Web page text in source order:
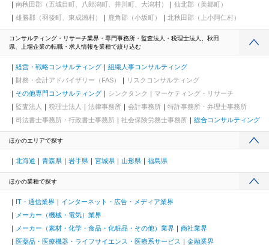
南秋田郡（五城目町、八郎潟町、井川町、大潟村）
仙北郡（美郷町）
雄勝郡（羽後町、東成瀬村）
鹿角郡（小坂町） 北秋田郡（上小阿仁村）
コンサルティング・リサーチ業界・専門事務所・監査法人・税理士法人、秋田
県、上場企業の転職・求人情報を業種で絞り込む
経営・戦略コンサルティング
組織人事コンサルティング
財務・会計アドバイザリー（FAS）
リスクコンサルティング
その他専門コンサルティング
シンクタンク
マーケティング・リサーチ
監査法人
税理士法人 法律事務所 会計事務所
特許事務所・弁理士事務所
司法書士事務所・行政書士事務所
社会保険労務士事務所 総合コンサルティング
ほかのエリアで探す
北海道 青森県 岩手県 宮城県 山形県 福島県
ほかの業種で探す
IT・通信業界
インターネット・広告・メディア業界
メーカー（機械・電気）業界
メーカー（素材・化学・食品・化粧品・その他）業界
商社業界
医薬品・医療機器・ライフサイエンス・医療系サービス
金融業界